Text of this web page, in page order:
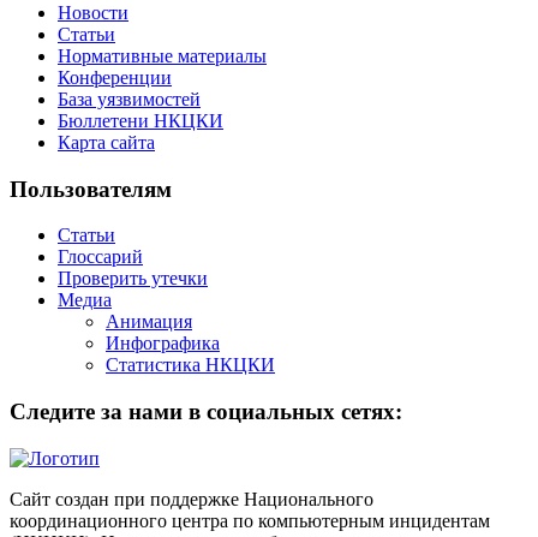
Новости
Статьи
Нормативные материалы
Конференции
База уязвимостей
Бюллетени НКЦКИ
Карта сайта
Пользователям
Статьи
Глоссарий
Проверить утечки
Медиа
Анимация
Инфографика
Статистика НКЦКИ
Следите за нами в социальных сетях:
Сайт создан при поддержке Национального
координационного центра по компьютерным инцидентам